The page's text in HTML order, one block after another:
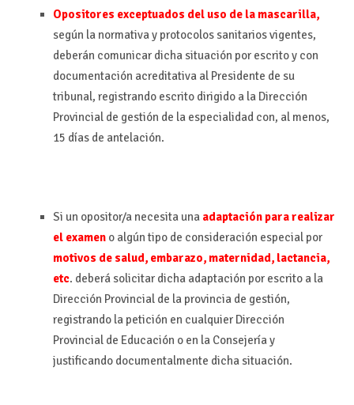
Opositores exceptuados del uso de la mascarilla,
según la normativa y protocolos sanitarios vigentes,
deberán comunicar dicha situación por escrito y con
documentación acreditativa al Presidente de su
tribunal, registrando escrito dirigido a la Dirección
Provincial de gestión de la especialidad con, al menos,
15 días de antelación.
Si un opositor/a necesita unaadaptación para realizar
el exameno algún tipo de consideración especial por
motivos de salud, embarazo, maternidad, lactancia,
etc. deberá solicitar dicha adaptación por escrito a la
Dirección Provincial de la provincia de gestión,
registrando la petición en cualquier Dirección
Provincial de Educación o en la Consejería y
justificando documentalmente dicha situación.